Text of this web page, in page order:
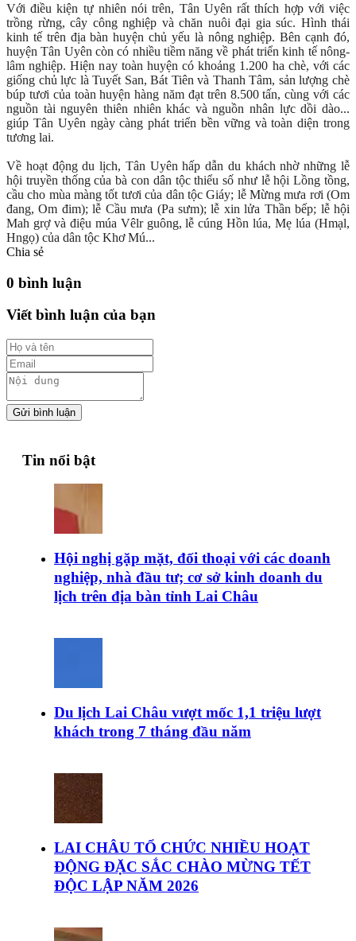
Với điều kiện tự nhiên nói trên, Tân Uyên rất thích hợp với việc
trồng rừng, cây công nghiệp và chăn nuôi đại gia súc. Hình thái
kinh tế trên địa bàn huyện chủ yếu là nông nghiệp. Bên cạnh đó,
huyện Tân Uyên còn có nhiều tiềm năng về phát triển kinh tế nông-
lâm nghiệp. Hiện nay toàn huyện có khoảng 1.200 ha chè, với các
giống chủ lực là Tuyết San, Bát Tiên và Thanh Tâm, sản lượng chè
búp tươi của toàn huyện hàng năm đạt trên 8.500 tấn, cùng với các
nguồn tài nguyên thiên nhiên khác và nguồn nhân lực dồi dào...
giúp Tân Uyên ngày càng phát triển bền vững và toàn diện trong
tương lai.
Về hoạt động du lịch, Tân Uyên hấp dẫn du khách nhờ những lễ
hội truyền thống của bà con dân tộc thiểu số như lễ hội Lồng tồng,
cầu cho mùa màng tốt tươi của dân tộc Giáy; lễ Mừng mưa rơi (Om
đang, Om đim); lễ Cầu mưa (Pa sưm); lễ xin lửa Thần bếp; lễ hội
Mah grợ và điệu múa Vêlr guông, lễ cúng Hồn lúa, Mẹ lúa (Hmạl,
Hngọ) của dân tộc Khơ Mú...
Chia sẻ
0 bình luận
Viết bình luận của bạn
Gửi bình luận
Tin nổi bật
Hội nghị gặp mặt, đối thoại với các doanh
nghiệp, nhà đầu tư; cơ sở kinh doanh du
lịch trên địa bàn tỉnh Lai Châu
Du lịch Lai Châu vượt mốc 1,1 triệu lượt
khách trong 7 tháng đầu năm
LAI CHÂU TỔ CHỨC NHIỀU HOẠT
ĐỘNG ĐẶC SẮC CHÀO MỪNG TẾT
ĐỘC LẬP NĂM 2026